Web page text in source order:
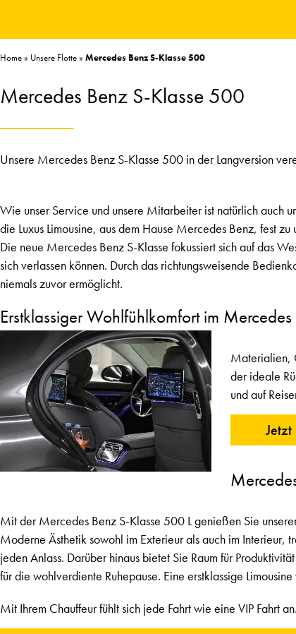
Home» Unsere Flotte» Mercedes Benz S-Klasse 500
Mercedes Benz S-Klasse 500
Unsere Mercedes Benz S-Klasse 500 in der Langversion
Wie unser Service und unsere Mitarbeiter ist natürlich auch
die Luxus Limousine, aus dem Hause Mercedes Benz, fest zu
Die neue Mercedes Benz S-Klasse fokussiert sich auf das
sich verlassen können. Durch das richtungsweisende
niemals zuvor ermöglicht.
Erstklassiger Wohlfühlkomfort im
Materialien,
der ideale
und auf
Jetzt
Mit der Mercedes Benz S-Klasse 500 L genießen Sie
Moderne Ästhetik sowohl im Exterieur als auch im Interieur,
jeden Anlass. Darüber hinaus bietet Sie Raum für
für die wohlverdiente Ruhepause. Eine erstklassige
Mit Ihrem Chauffeur fühlt sich jede Fahrt wie eine VIP Fahrt an.